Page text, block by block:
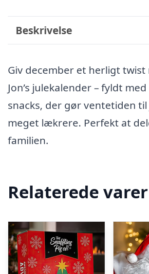
Beskrivelse
Giv december et herligt twist
Jon’s julekalender – fyldt
snacks, der gør ventetiden
meget lækrere. Perfekt at
familien.
Relaterede varer